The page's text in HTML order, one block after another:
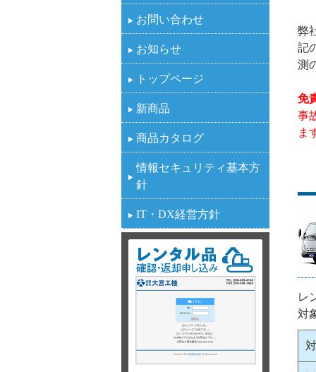
お問い合わせ
お知らせ
トップページ
新商品
商品カタログ
情報セキュリティ基本方
針
IT・DX経営方針
弊
記
測
免
事
ま
レ
対